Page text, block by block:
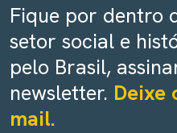
Fique por dentro
setor social e
pelo Brasil,
newsletter. Deixe
mail.